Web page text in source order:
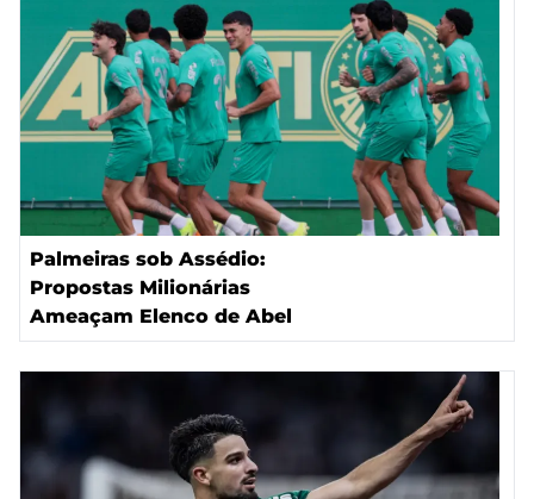
Palmeiras sob Assédio:
Propostas Milionárias
Ameaçam Elenco de Abel